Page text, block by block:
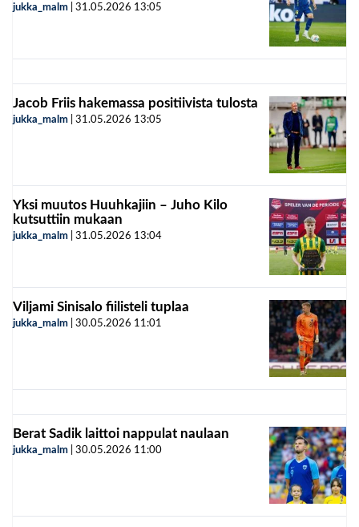
jukka_malm 31.05.2026 13:05
Jacob Friis hakemassa positiivista tulosta
jukka_malm 31.05.2026 13:05
Yksi muutos Huuhkajiin – Juho Kilo
kutsuttiin mukaan
jukka_malm 31.05.2026 13:04
Viljami Sinisalo fiilisteli tuplaa
jukka_malm 30.05.2026 11:01
Berat Sadik laittoi nappulat naulaan
jukka_malm 30.05.2026 11:00